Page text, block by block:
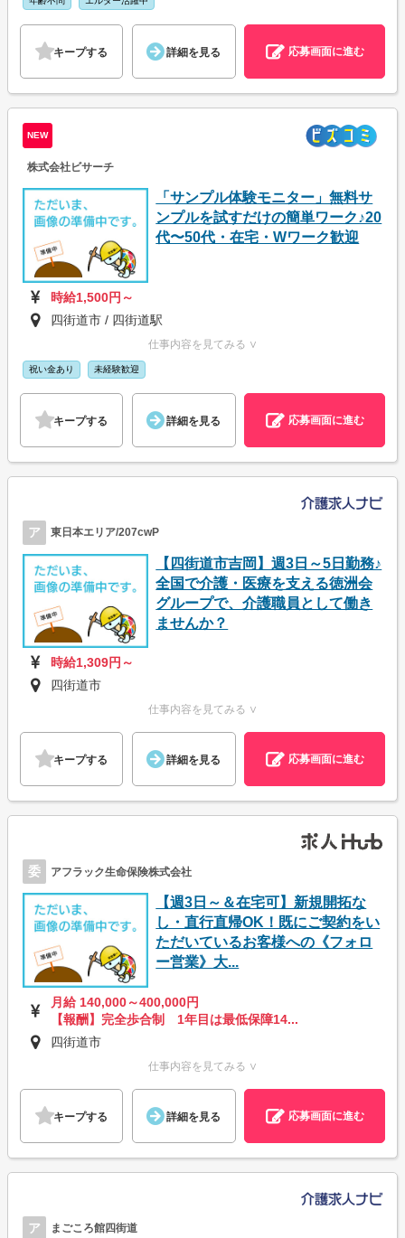
キープする 詳細を見る 応募画面に進む
NEW
株式会社ビサーチ
「サンプル体験モニター」無料サ
ンプルを試すだけの簡単ワーク♪20
代〜50代・在宅・Wワーク歓迎
時給1,500円～
四街道市 / 四街道駅
仕事内容を見てみる ∨
祝い金あり 未経験歓迎
キープする 詳細を見る 応募画面に進む
ア 東日本エリア/207cwP
【四街道市吉岡】週3日～5日勤務♪
全国で介護・医療を支える徳洲会
グループで、介護職員として働き
ませんか？
時給1,309円～
四街道市
仕事内容を見てみる ∨
キープする 詳細を見る 応募画面に進む
委 アフラック生命保険株式会社
【週3日～＆在宅可】新規開拓な
し・直行直帰OK！既にご契約をい
ただいているお客様への《フォロ
ー営業》大...
月給 140,000～400,000円
【報酬】完全歩合制 1年目は最低保障14...
四街道市
仕事内容を見てみる ∨
キープする 詳細を見る 応募画面に進む
ア まごころ館四街道